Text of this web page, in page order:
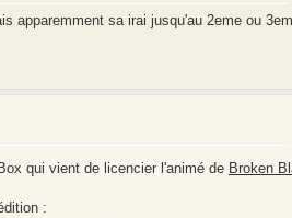
apparemment sa irai jusqu'au 2eme ou
qui vient de licencier l'animé de Broken
: